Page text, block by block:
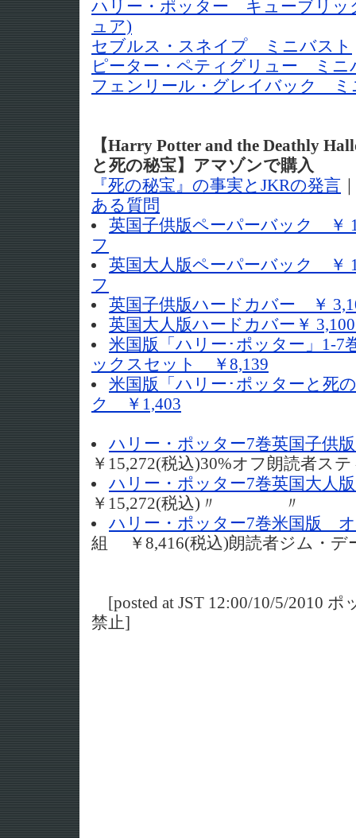
ハリー・ポッター キューブリッ
ュア)
セブルス・スネイプ ミニバスト
ピーター・ペティグリュー ミニ
フェンリール・グレイバック ミ
【Harry Potter and the Deathly
と死の秘宝】アマゾンで購入
『死の秘宝』の事実とJKRの発言
ある質問
英国子供版ペーパーバック ￥
フ
英国大人版ペーパーバック ￥
フ
英国子供版ハードカバー ￥
英国大人版ハードカバー￥
米国版「ハリー･ポッター」1-7
ックスセット ￥8,139
米国版「ハリー･ポッターと死
ク ￥1,403
ハリー・ポッター7巻英国子供
￥15,272(税込)30%オフ朗読者ス
ハリー・ポッター7巻英国大人
￥15,272(税込)〃 〃
ハリー・ポッター7巻米国版
組 ￥8,416(税込)朗読者ジム・デ
[posted at JST 12:00/10/5/2010
禁止]